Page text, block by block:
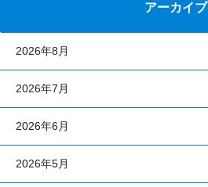
アーカイブ
2026年8月
2026年7月
2026年6月
2026年5月